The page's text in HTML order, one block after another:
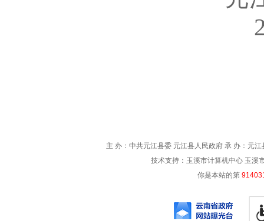
主 办：中共元江县委 元江县人民政府 承 办：元
技术支持：玉溪市计算机中心 玉溪
你是本站的第